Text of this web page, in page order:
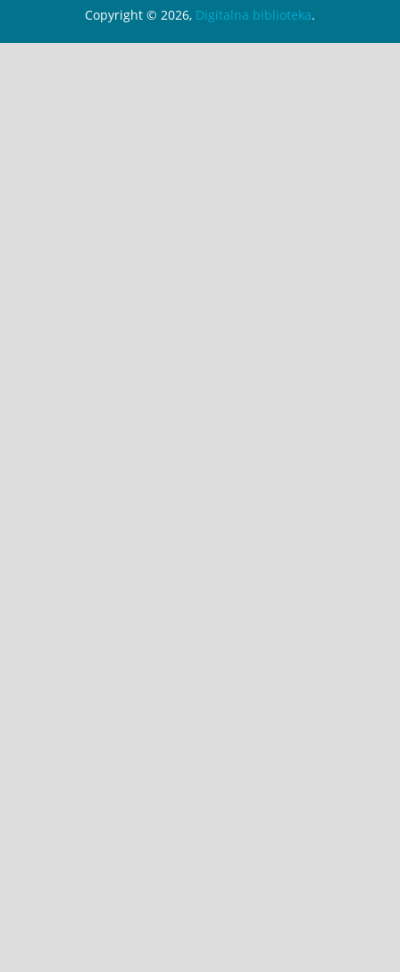
Copyright © 2026, Digitalna biblioteka.